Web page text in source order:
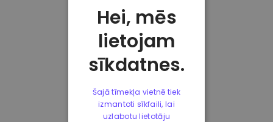
Hei, mēs
lietojam
sīkdatnes.
Šajā tīmekļa vietnē tiek
izmantoti sīkfaili, lai
uzlabotu lietotāju